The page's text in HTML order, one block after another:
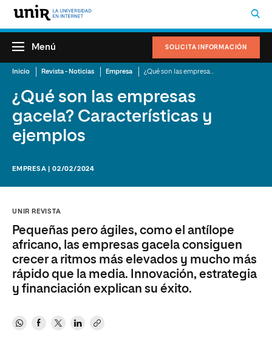
SOLICITA INFORMACIÓN
Menú
Inicio Revista - Noticias Empresa
¿Qué son las empresas
gacela? Características y
ejemplos
EMPRESA | 02/02/2024
UNIR REVISTA
Pequeñas pero ágiles, como el antílope
africano, las empresas gacela consiguen
crecer a ritmos más elevados y mucho más
rápido que la media. Innovación, estrategia
y financiación explican su éxito.